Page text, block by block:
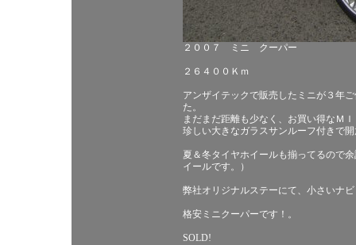
２００７ ミニ クーパー
２６４００Ｋｍ
アンザイテックで販売したミニが３年
た。
まだまだ距離も少なく、お買い得なＭ
珍しい大きなガラスサンルーフ付きで
夏＆冬タイヤホイールも揃ってるので
イールです。）
弊社オリジナルステーにて、小さいナ
格安ミニクーパーです！。
SOLD!